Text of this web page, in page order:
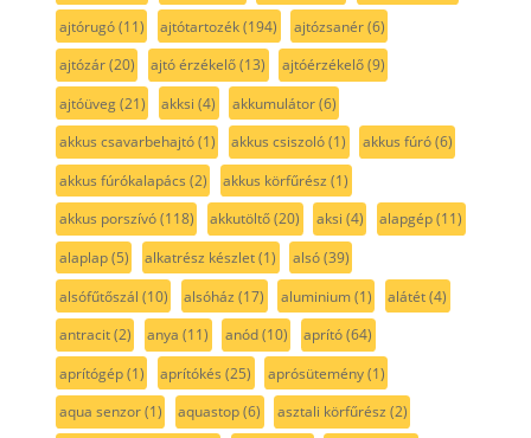
ajtórugó(11) ajtótartozék(194) ajtózsanér(6)
ajtózár(20) ajtó érzékelő(13) ajtóérzékelő(9)
ajtóüveg(21) akksi (4) akkumulátor(6)
akkus csavarbehajtó(1) akkus csiszoló(1) akkus fúró(6)
akkus fúrókalapács (2) akkus körfűrész (1)
akkus porszívó(118) akkutöltő(20) aksi (4) alapgép(11)
alaplap(5) alkatrész készlet(1) alsó(39)
alsófűtőszál (10) alsóház (17) aluminium(1) alátét(4)
antracit(2) anya (11) anód(10) aprító(64)
aprítógép(1) aprítókés (25) aprósütemény(1)
aqua senzor(1) aquastop(6) asztali körfűrész (2)